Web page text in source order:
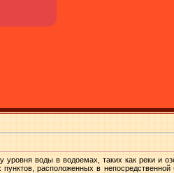
уровня воды в водоемах, таких как реки и
расположенных в непосредственной